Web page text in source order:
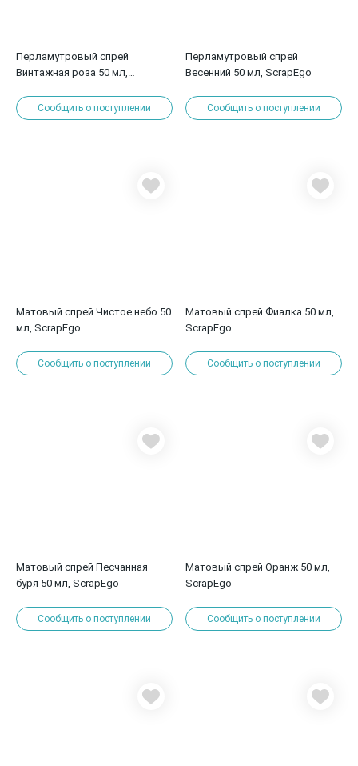
Перламутровый спрей
Винтажная роза 50 мл,
Сообщить о поступлении
Перламутровый спрей
Весенний 50 мл, ScrapEgo
Сообщить о поступлении
Матовый спрей Чистое небо 50
мл, ScrapEgo
Сообщить о поступлении
Матовый спрей Фиалка 50 мл,
ScrapEgo
Сообщить о поступлении
Матовый спрей Песчанная
буря 50 мл, ScrapEgo
Сообщить о поступлении
Матовый спрей Оранж 50 мл,
ScrapEgo
Сообщить о поступлении